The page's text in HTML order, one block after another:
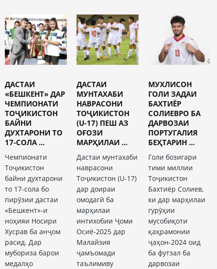
ДАСТАИ
«БЕШКЕНТ» ДАР
ЧЕМПИОНАТИ
ТОҶИКИСТОН
БАЙНИ
ДУХТАРОНИ ТО
17-СОЛА ...
Чемпионати
Тоҷикистон
байни духтарони
то 17-сола бо
пирӯзии дастаи
«Бешкент»-и
ноҳияи Носири
Хусрав ба анҷом
расид. Дар
мубориза барои
медалҳо
ДАСТАИ
МУНТАХАБИ
НАВРАСОНИ
ТОҶИКИСТОН
(U-17) ПЕШ АЗ
ОҒОЗИ
МАРҲИЛАИ ...
Дастаи мунтахаби
наврасони
Тоҷикистон (U-17)
дар доираи
омодагӣ ба
марҳилаи
интихобии Ҷоми
Осиё-2025 дар
Малайзия
ҷамъомади
таълимиву
МУХЛИСОН
ГОЛИ ЗАДАИ
БАХТИЁР
СОЛИЕВРО БА
ДАРВОЗАИ
ПОРТУГАЛИЯ
БЕҲТАРИН ...
Голи бозигари
тими миллии
Тоҷикистон
Бахтиёр Солиев,
ки дар марҳилаи
гурӯҳии
мусобиқоти
қаҳрамонии
ҷаҳон-2024 оид
ба футзал ба
дарвозаи